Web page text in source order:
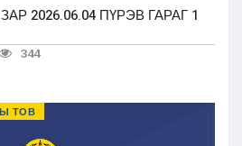
2026.06.04 ПҮРЭВ ГАРАГ 1
344
ТОВ